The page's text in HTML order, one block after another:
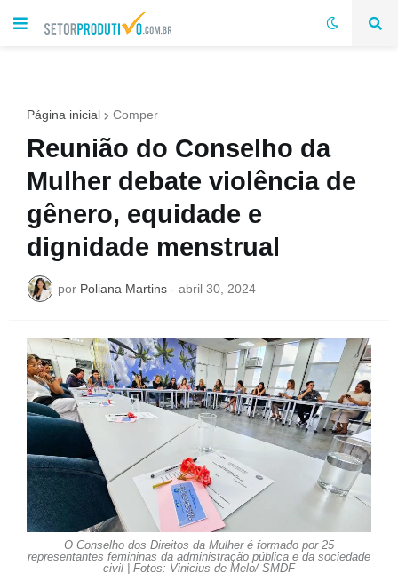
Página inicial Comper
Reunião do Conselho da
Mulher debate violência de
gênero, equidade e
dignidade menstrual
por Poliana Martins - abril 30, 2024
O Conselho dos Direitos da Mulher é formado por 25
representantes femininas da administração pública e da sociedade
civil | Fotos: Vinicius de Melo/ SMDF